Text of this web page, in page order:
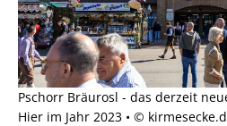
Pschorr Bräurosl - das derzeit
Hier im Jahr 2023 • ©